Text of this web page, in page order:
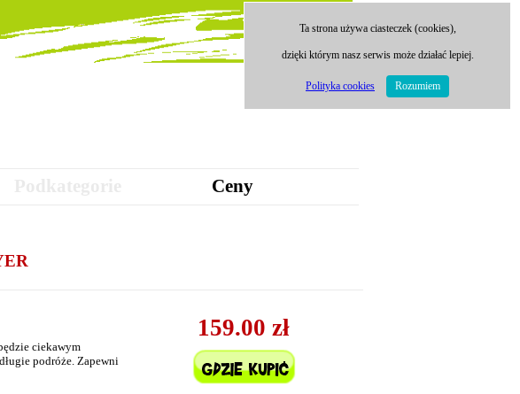
Ceny
159.00 zł
ciekawym
podróże. Zapewni
Ta strona używa ciasteczek (cookies),
dzięki którym nasz serwis może działać lepiej.
Polityka cookies Rozumiem